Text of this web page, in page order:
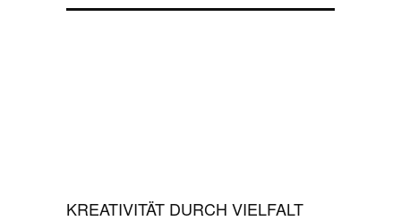
KREATIVITÄT DURCH VIELFALT